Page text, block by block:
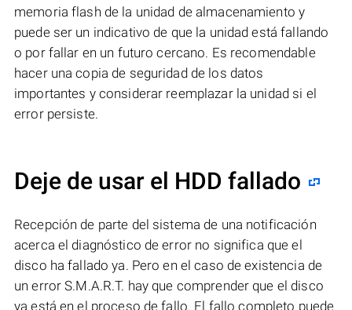
memoria flash de la unidad de almacenamiento y
puede ser un indicativo de que la unidad está fallando
o por fallar en un futuro cercano. Es recomendable
hacer una copia de seguridad de los datos
importantes y considerar reemplazar la unidad si el
error persiste.
Deje de usar el HDD fallado
Recepción de parte del sistema de una notificación
acerca el diagnóstico de error no significa que el
disco ha fallado ya. Pero en el caso de existencia de
un error S.M.A.R.T. hay que comprender que el disco
ya está en el proceso de fallo. El fallo completo puede